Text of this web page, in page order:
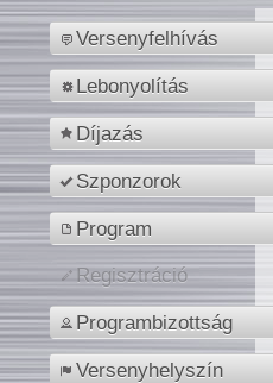
Versenyfelhívás
Lebonyolítás
Díjazás
Szponzorok
Program
Regisztráció
Programbizottság
Versenyhelyszín